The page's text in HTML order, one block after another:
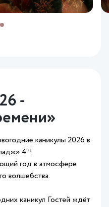
-
каникулы 2026 в
4*!
год в атмосфере
волшебства.
каникул Гостей ждёт